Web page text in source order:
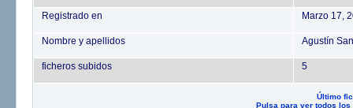
Registrado en Marzo 17,
Nombre y apellidos Agustín
ficheros subidos 5
Último
Pulsa para ver todos